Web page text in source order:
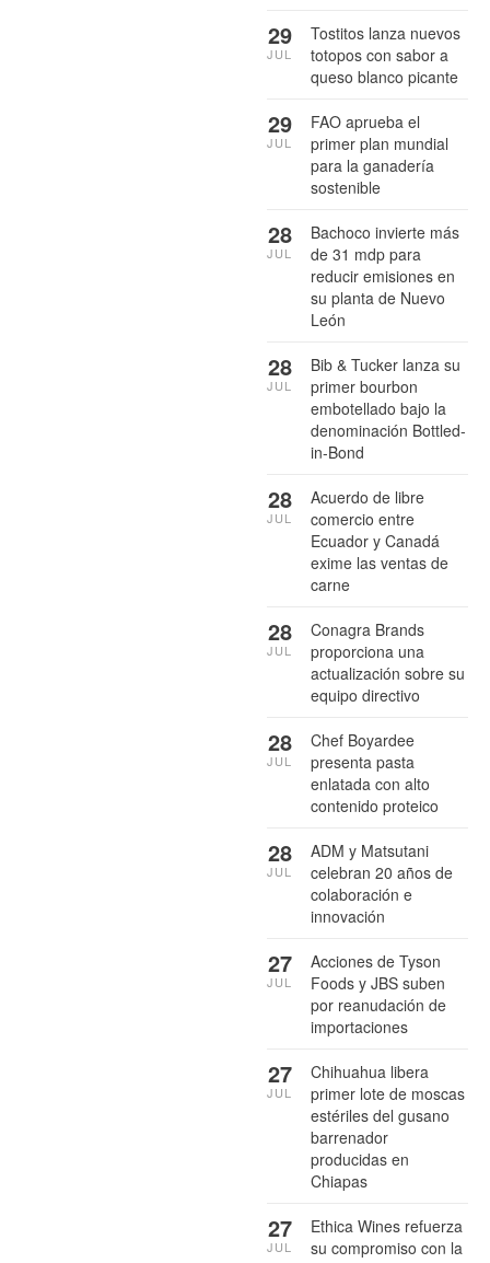
Tostitos lanza nuevos
totopos con sabor a
queso blanco picante
29
JUL
FAO aprueba el
primer plan mundial
para la ganadería
sostenible
29
JUL
Bachoco invierte más
de 31 mdp para
reducir emisiones en
su planta de Nuevo
León
28
JUL
Bib & Tucker lanza su
primer bourbon
embotellado bajo la
denominación Bottled-
in-Bond
28
JUL
Acuerdo de libre
comercio entre
Ecuador y Canadá
exime las ventas de
carne
28
JUL
Conagra Brands
proporciona una
actualización sobre su
equipo directivo
28
JUL
Chef Boyardee
presenta pasta
enlatada con alto
contenido proteico
28
JUL
ADM y Matsutani
celebran 20 años de
colaboración e
innovación
28
JUL
Acciones de Tyson
Foods y JBS suben
por reanudación de
importaciones
27
JUL
Chihuahua libera
primer lote de moscas
estériles del gusano
barrenador
producidas en
Chiapas
27
JUL
Ethica Wines refuerza
su compromiso con la
27
JUL